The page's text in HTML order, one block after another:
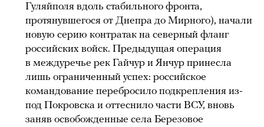
Гуляйполя вдоль стабильного фронта,
протянувшегося от Днепра до Мирного), начали
новую серию контратак на северный фланг
российских войск. Предыдущая операция
в междуречье рек Гайчур и Янчур принесла
лишь ограниченный успех: российское
командование перебросило подкрепления из-
под Покровска и оттеснило части ВСУ, вновь
заняв освобожденные села Березовое